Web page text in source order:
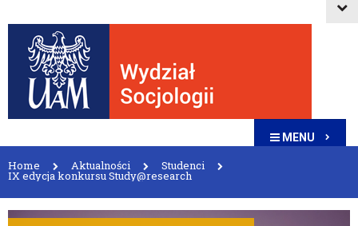
MENU
Home Aktualności Studenci
IX edycja konkursu Study@research